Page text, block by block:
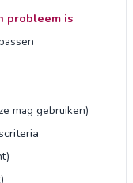
probleem is
mag gebruiken)